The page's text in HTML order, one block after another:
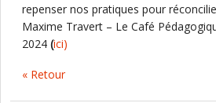
repenser nos pratiques pour
Maxime Travert – Le Café
2024 (ici)
« Retour